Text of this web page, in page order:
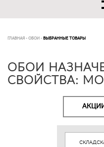
ГЛАВНАЯ - ОБОИ - ВЫБРАННЫЕ ТОВАРЫ
ОБОИ
СВОЙСТВА: